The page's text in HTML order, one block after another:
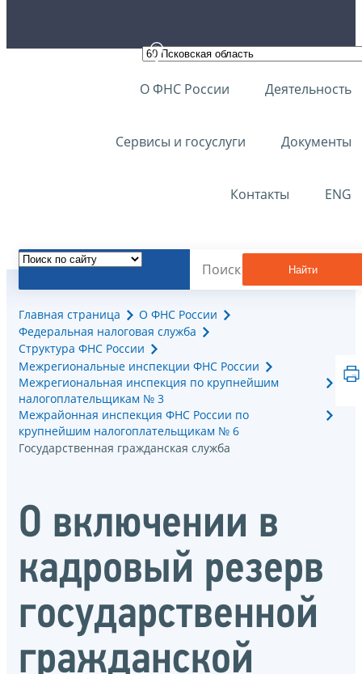
О ФНС России Деятельность
Сервисы и госуслуги Документы
Контакты ENG
Найти
Главная страница
О ФНС России
Федеральная налоговая служба
Структура ФНС России
Межрегиональные инспекции ФНС России
Межрегиональная инспекция по крупнейшим
налогоплательщикам № 3
Межрайонная инспекция ФНС России по
крупнейшим налогоплательщикам № 6
Государственная гражданская служба
О включении в
кадровый резерв
государственной
гражданской